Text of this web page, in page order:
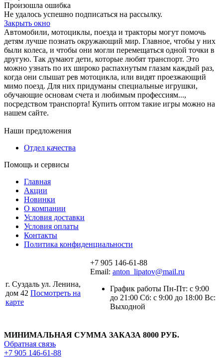
Произошла ошибка
Не удалось успешно подписаться на рассылку.
Закрыть окно
Автомобили, мотоциклы, поезда и тракторы могут помочь
детям лучше познать окружающий мир. Главное, чтобы у них
были колеса, и чтобы они могли перемещаться одной точки в
другую. Так думают дети, которые любят транспорт. Это
можно узнать по их широко распахнутым глазам каждый раз,
когда они слышат рев мотоцикла, или видят проезжающий
мимо поезд. Для них придуманы специальные игрушки,
обучающие основам счета и любимым профессиям...,
посредством транспорта! Купить оптом такие игры можно на
нашем сайте.
Наши предложения
Отдел качества
Помощь и сервисы
Главная
Акции
Новинки
О компании
Условия доставки
Условия оплаты
Контакты
Политика конфиденциальности
г. Суздаль ул. Ленина,
дом 42 Посмотреть на
карте
+7 905 146-61-88
Email: anton_lipatov@mail.ru
График работы Пн-Пт: с 9:00
до 21:00 Сб: с 9:00 до 18:00 Вс:
Выходной
МИНИМАЛЬНАЯ СУММА ЗАКАЗА 8000 РУБ.
Обратная связь
+7 905 146-61-88